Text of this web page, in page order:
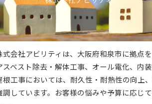
式会社アビリティは、大阪府和泉市に拠点
スベスト除去・解体工事、オール電化、内
根工事においては、耐久性・耐熱性の向上
調しています。お客様の悩みや予算に応じ